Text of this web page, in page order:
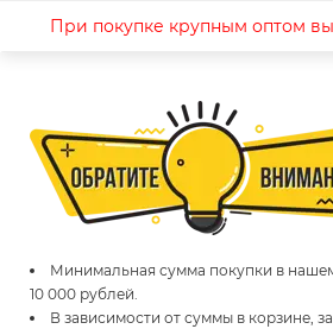
При покупке крупным оптом
Минимальная сумма покупки в
10 000 рублей.
В зависимости от суммы в корзине,